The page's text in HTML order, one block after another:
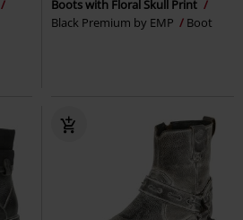
Boots with Floral Skull Print
Black Premium by EMP
Boot